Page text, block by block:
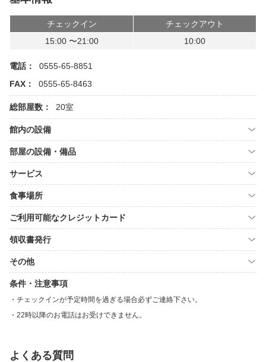
チェックイン
チェックアウト
15:00 〜21:00
10:00
電話：
0555-65-8851
FAX：
0555-65-8463
総部屋数： 20室
館内の設備
部屋の設備・備品
サービス
食事場所
ご利用可能なクレジットカード
領収書発行
その他
条件・注意事項
チェックインが予定時間を過ぎる場合必ずご連絡下さい。
22時以降のお電話はお受けできません。
よくある質問